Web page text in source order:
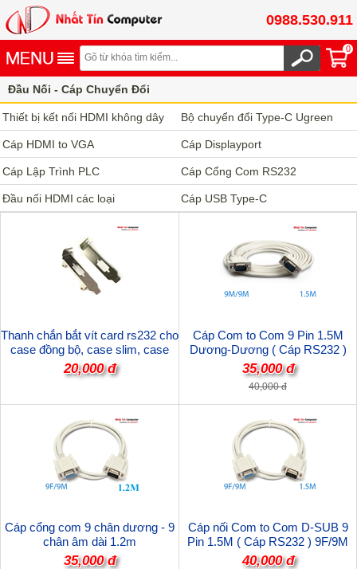
0988.530.911
0
Đầu Nối - Cáp Chuyển Đổi
Thiết bị kết nối HDMI không dây Bộ chuyển đổi Type-C Ugreen
Cáp HDMI to VGA Cáp Displayport
Cáp Lập Trình PLC Cáp Cổng Com RS232
Đầu nối HDMI các loại Cáp USB Type-C
Thanh chắn bắt vít card rs232 cho
case đồng bộ, case slim, case
sever...
20,000 đ
Cáp Com to Com 9 Pin 1.5M
Dương-Dương ( Cáp RS232 )
9M/9M
35,000 đ
40,000 đ
Cáp cổng com 9 chân dương - 9
chân âm dài 1.2m
35,000 đ
Cáp nối Com to Com D-SUB 9
Pin 1.5M ( Cáp RS232 ) 9F/9M
40,000 đ